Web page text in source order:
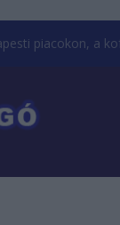
piacokon, a